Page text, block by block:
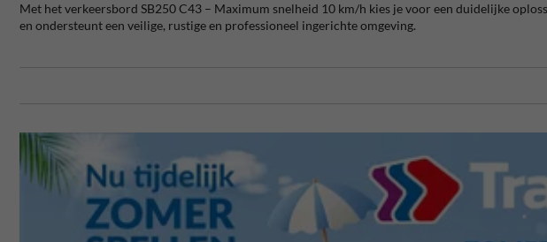
Met het verkeersbord SB250 C43 – Maximum snelheid 10 km/h kies je voor een duidelijke
en ondersteunt een veilige, rustige en professioneel ingerichte omgeving.